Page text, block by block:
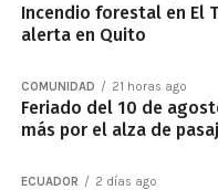
Incendio forestal en El
alerta en Quito
COMUNIDAD 21 horas ago
Feriado del 10 de
más por el alza de
ECUADOR 2 días ago